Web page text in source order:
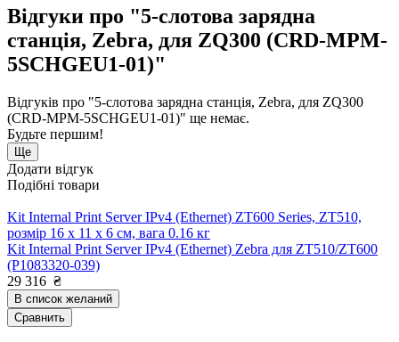
Відгуки про "5-слотова зарядна
станція, Zebra, для ZQ300 (CRD-MPM-
5SCHGEU1-01)"
Відгуків про "5-слотова зарядна станція, Zebra, для ZQ300
(CRD-MPM-5SCHGEU1-01)" ще немає.
Будьте першим!
Ще
Додати відгук
Подібні товари
Kit Internal Print Server IPv4 (Ethernet) ZT600 Series, ZT510,
розмір 16 x 11 x 6 см, вага 0.16 кг
Kit Internal Print Server IPv4 (Ethernet) Zebra для ZT510/ZT600
(P1083320-039)
29 316 ₴
В список желаний
Сравнить